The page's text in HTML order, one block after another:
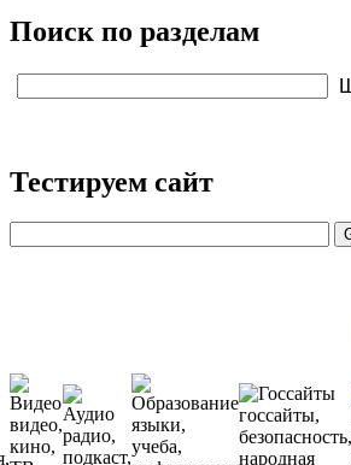
Поиск по разделам
Тестируем сайт